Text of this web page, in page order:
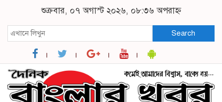
শুক্রবার, ০৭ অগাস্ট ২০২৬, ০৮:৩৬ অপরাহ্ন
Search